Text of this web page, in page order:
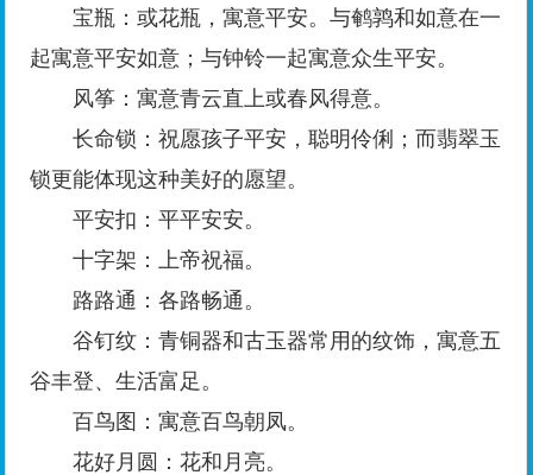
宝瓶：或花瓶，寓意平安。与鹌鹑和如意在一
起寓意平安如意；与钟铃一起寓意众生平安。
风筝：寓意青云直上或春风得意。
长命锁：祝愿孩子平安，聪明伶俐；而翡翠玉
锁更能体现这种美好的愿望。
平安扣：平平安安。
十字架：上帝祝福。
路路通：各路畅通。
谷钉纹：青铜器和古玉器常用的纹饰，寓意五
谷丰登、生活富足。
百鸟图：寓意百鸟朝凤。
花好月圆：花和月亮。